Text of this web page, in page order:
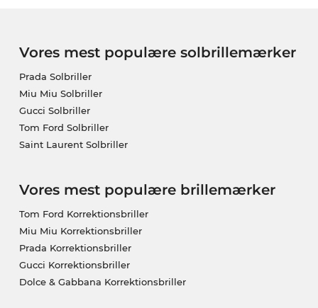
Vores mest populære solbrillemærker
Prada Solbriller
Miu Miu Solbriller
Gucci Solbriller
Tom Ford Solbriller
Saint Laurent Solbriller
Vores mest populære brillemærker
Tom Ford Korrektionsbriller
Miu Miu Korrektionsbriller
Prada Korrektionsbriller
Gucci Korrektionsbriller
Dolce & Gabbana Korrektionsbriller